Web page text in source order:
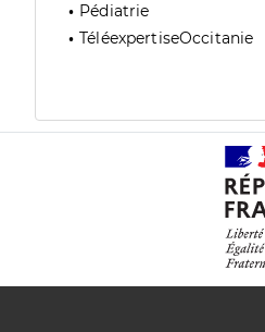
Pédiatrie
TéléexpertiseOccitanie